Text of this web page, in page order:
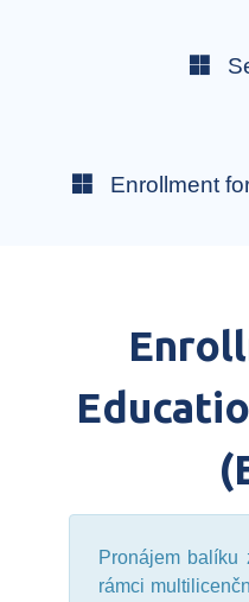
Enrollment
Pronájem balíku
rámci